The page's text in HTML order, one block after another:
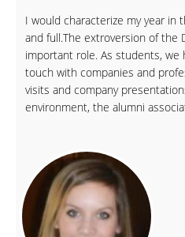
I would characterize my year in
and full.The extroversion of the
important role. As students,
touch with companies and
visits and company
environment, the alumni